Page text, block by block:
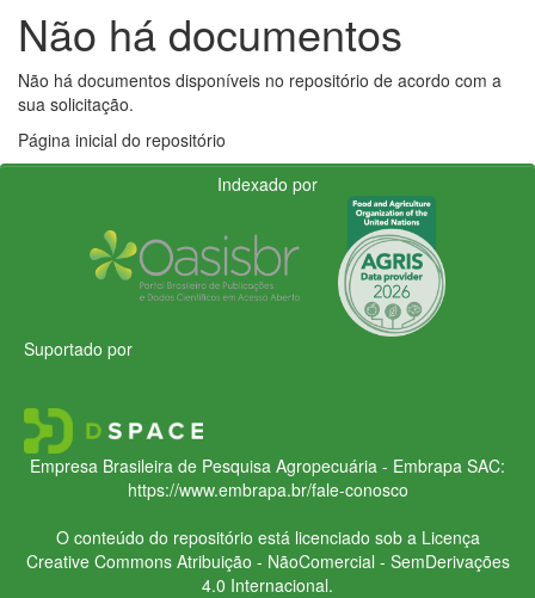
Não há documentos
Não há documentos disponíveis no repositório de acordo com a
sua solicitação.
Página inicial do repositório
Indexado por
Suportado por
Empresa Brasileira de Pesquisa Agropecuária - Embrapa SAC:
https://www.embrapa.br/fale-conosco
O conteúdo do repositório está licenciado sob a Licença
Creative CommonsAtribuição - NãoComercial - SemDerivações
4.0 Internacional.